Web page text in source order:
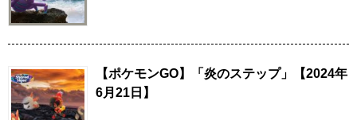
【ポケモンGO】「炎のステップ」【2024年
6月21日】